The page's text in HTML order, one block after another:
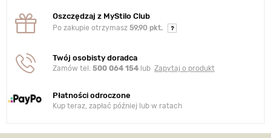
Oszczędzaj z MyStilo Club
Po zakupie otrzymasz 59,90 pkt.
Twój osobisty doradca
Zamów tel. 500 064 154 lub Zapytaj o produkt
Płatności odroczone
Kup teraz, zapłać później lub w ratach